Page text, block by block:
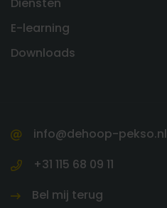
E-learning
Downloads
info@dehoop-pekso.nl
+31 115 68 09 11
Bel mij terug